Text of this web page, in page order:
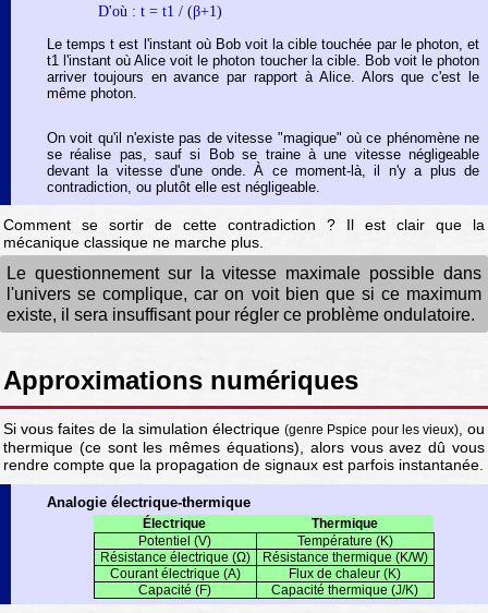
D'où : t = t1 / (β+1)
Le temps t est l'instant où Bob voit la cible touchée par le photon, et
t1 l'instant où Alice voit le photon toucher la cible. Bob voit le photon
arriver toujours en avance par rapport à Alice. Alors que c'est le
même photon.
On voit qu'il n'existe pas de vitesse "magique" où ce phénomène ne
se réalise pas, sauf si Bob se traine à une vitesse négligeable
devant la vitesse d'une onde. À ce moment-là, il n'y a plus de
contradiction, ou plutôt elle est négligeable.
Comment se sortir de cette contradiction ? Il est clair que la
mécanique classique ne marche plus.
Le questionnement sur la vitesse maximale possible dans
l'univers se complique, car on voit bien que si ce maximum
existe, il sera insuffisant pour régler ce problème ondulatoire.
Approximations numériques
Si vous faites de la simulation électrique(genre Pspice pour les vieux), ou
thermique (ce sont les mêmes équations), alors vous avez dû vous
rendre compte que la propagation de signaux est parfois instantanée.
Analogie électrique-thermique
Électrique
Thermique
Potentiel (V)
Température (K)
Résistance électrique (Ω)
Résistance thermique (K/W)
Courant électrique (A)
Flux de chaleur (K)
Capacité (F)
Capacité thermique (J/K)